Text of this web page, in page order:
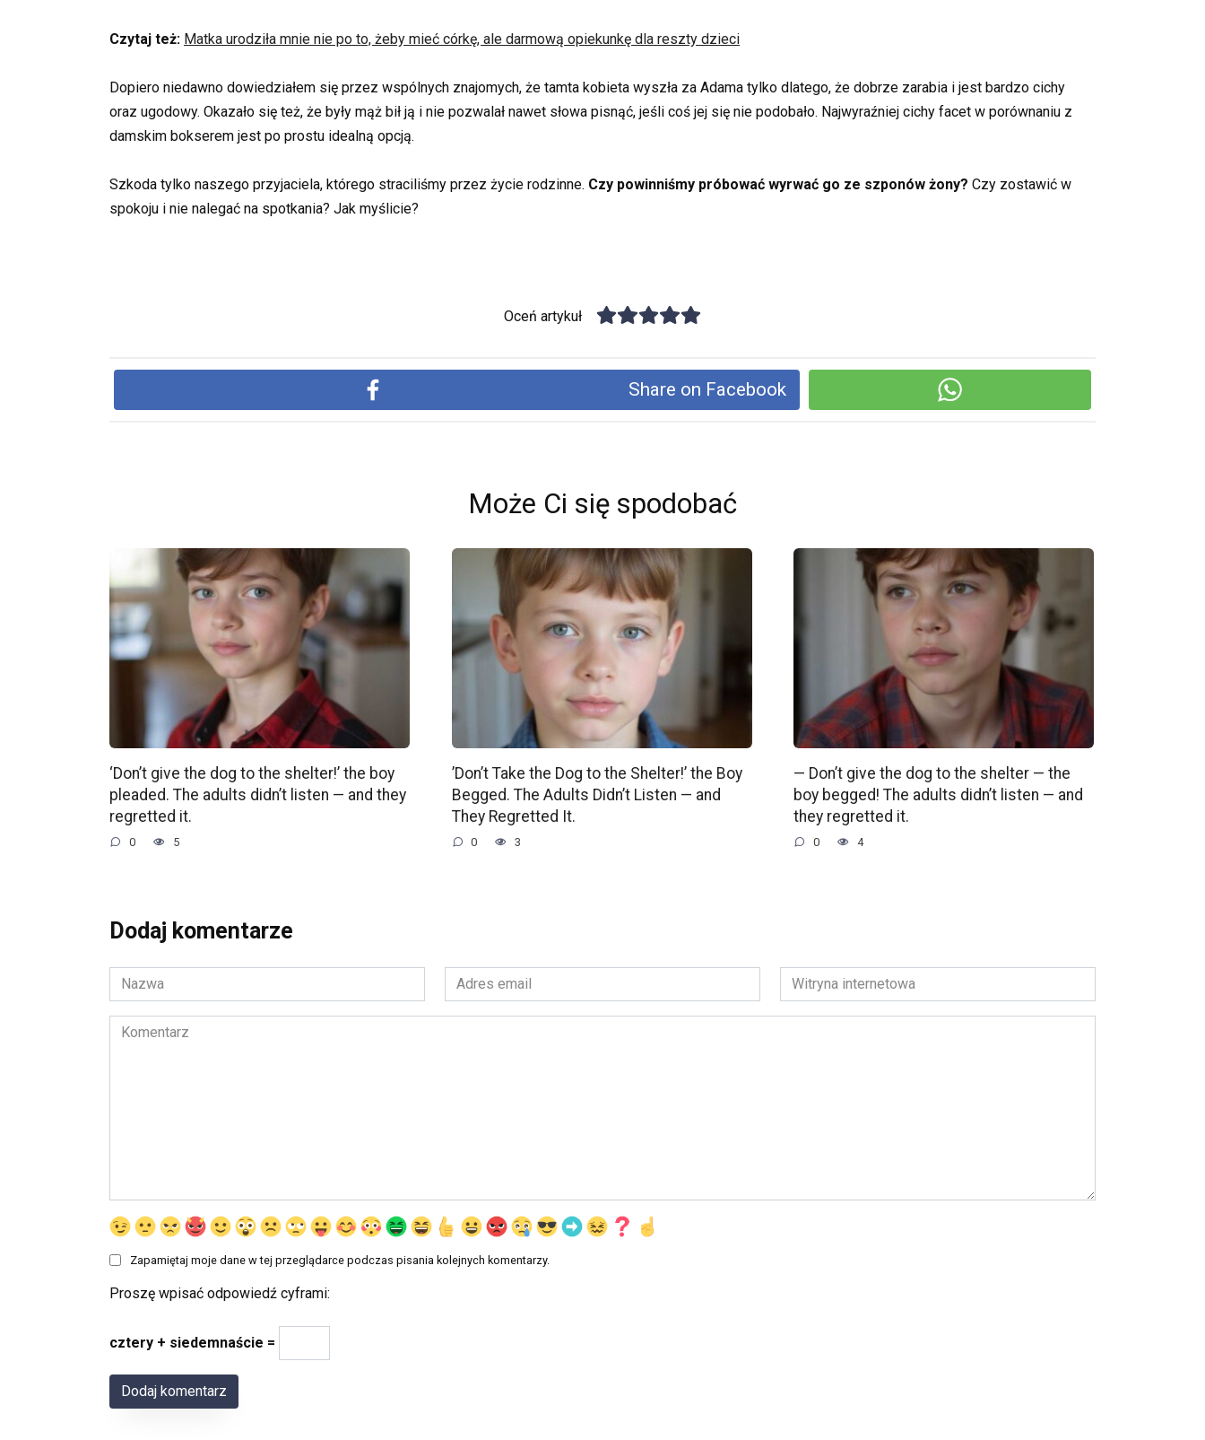
Czytaj też: Matka urodziła mnie nie po to, żeby mieć córkę, ale darmową opiekunkę dla reszty dzieci
Dopiero niedawno dowiedziałem się przez wspólnych znajomych, że tamta kobieta wyszła za Adama tylko dlatego, że dobrze zarabia i jest bardzo cichy
oraz ugodowy. Okazało się też, że były mąż bił ją i nie pozwalał nawet słowa pisnąć, jeśli coś jej się nie podobało. Najwyraźniej cichy facet w porównaniu z
damskim bokserem jest po prostu idealną opcją.
Szkoda tylko naszego przyjaciela, którego straciliśmy przez życie rodzinne. Czy powinniśmy próbować wyrwać go ze szponów żony? Czy zostawić w
spokoju i nie nalegać na spotkania? Jak myślicie?
Oceń artykuł
Share on Facebook
Może Ci się spodobać
‘Don’t give the dog to the shelter!’ the boy
pleaded. The adults didn’t listen — and they
regretted it.
0 5
’Don’t Take the Dog to the Shelter!’ the Boy
Begged. The Adults Didn’t Listen — and
They Regretted It.
0 3
— Don’t give the dog to the shelter — the
boy begged! The adults didn’t listen — and
they regretted it.
0 4
Dodaj komentarze
Nazwa
*
Adres
email
*
Witryna
internetowa
Komentarz
Zapamiętaj moje dane w tej przeglądarce podczas pisania kolejnych komentarzy.
Proszę wpisać odpowiedź cyframi:
cztery + siedemnaście =